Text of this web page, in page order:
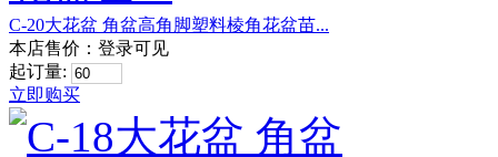
C-20大花盆 角盆高角脚塑料棱角花盆苗...
本店售价： 登录可见
起订量:
立即购买